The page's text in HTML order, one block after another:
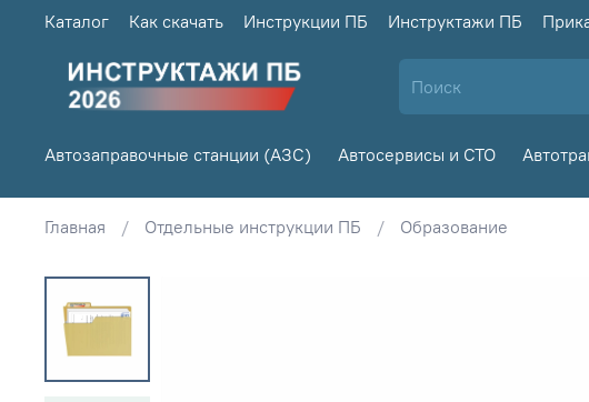
Каталог Как скачать Инструкции ПБ Инструктажи ПБ
Автозаправочные станции (АЗС) Автосервисы и СТО
Главная Отдельные инструкции ПБ Образование